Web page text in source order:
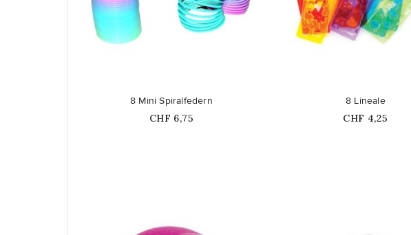
8 Mini Spiralfedern
Price
CHF 6,75
8 Lineale
Price
CHF 4,25